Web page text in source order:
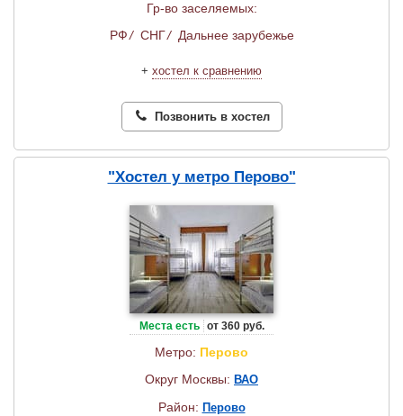
Гр-во заселяемых:
РФ/ СНГ/ Дальнее зарубежье
+ хостел к сравнению
Позвонить в хостел
"Хостел у метро Перово"
Места есть от 360 руб.
Метро: Перово
Округ Москвы: ВАО
Район: Перово